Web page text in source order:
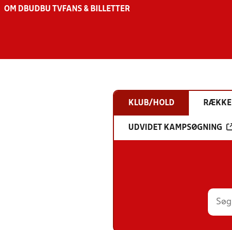
OM DBU DBU TV FANS & BILLETTER
KLUB/HOLD RÆKKE
UDVIDET KAMPSØGNING